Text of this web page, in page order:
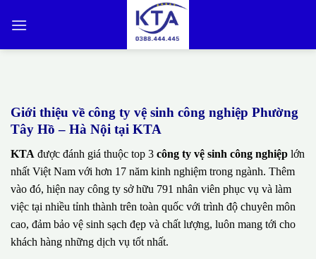
qua
Giới thiệu về công ty vệ sinh công nghiệp Phường
Tây Hồ – Hà Nội tại KTA
KTA được đánh giá thuộc top 3 công ty vệ sinh công nghiệp lớn
nhất Việt Nam với hơn 17 năm kinh nghiệm trong ngành. Thêm
vào đó, hiện nay công ty sở hữu 791 nhân viên phục vụ và làm
việc tại nhiều tỉnh thành trên toàn quốc với trình độ chuyên môn
cao, đảm bảo vệ sinh sạch đẹp và chất lượng, luôn mang tới cho
khách hàng những dịch vụ tốt nhất.